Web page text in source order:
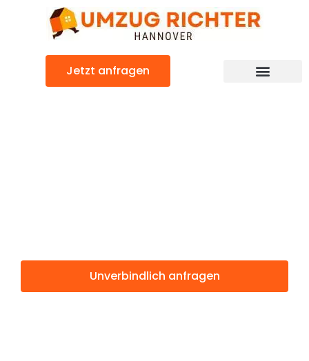
Jetzt anfragen
Unverbindlich anfragen